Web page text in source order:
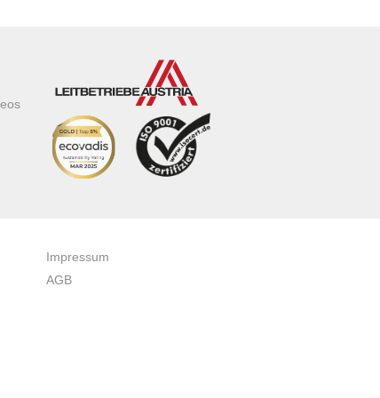
Impressum
AGB